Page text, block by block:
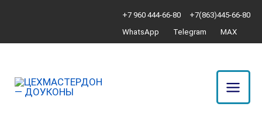
содержимому
+7 960 444-66-80
+7(863)445-66-80
WhatsApp
Telegram MAX
Плавающее
TLDOA1540-